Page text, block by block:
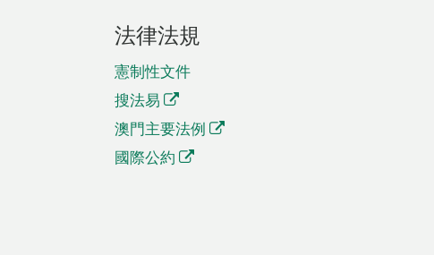
法律法規
憲制性文件
搜法易
澳門主要法例
國際公約